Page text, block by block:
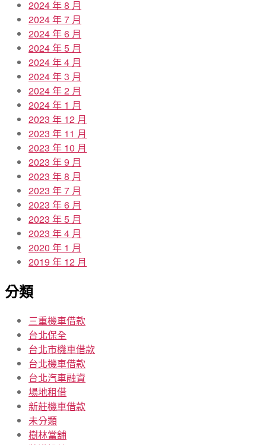
2024 年 8 月
2024 年 7 月
2024 年 6 月
2024 年 5 月
2024 年 4 月
2024 年 3 月
2024 年 2 月
2024 年 1 月
2023 年 12 月
2023 年 11 月
2023 年 10 月
2023 年 9 月
2023 年 8 月
2023 年 7 月
2023 年 6 月
2023 年 5 月
2023 年 4 月
2020 年 1 月
2019 年 12 月
分類
三重機車借款
台北保全
台北市機車借款
台北機車借款
台北汽車融資
場地租借
新莊機車借款
未分類
樹林當舖